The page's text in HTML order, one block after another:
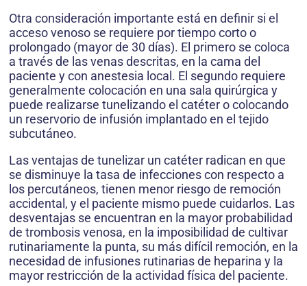
Otra consideración importante está en definir si el
acceso venoso se requiere por tiempo corto o
prolongado (mayor de 30 días). El primero se coloca
a través de las venas descritas, en la cama del
paciente y con anestesia local. El segundo requiere
generalmente colocación en una sala quirúrgica y
puede realizarse tunelizando el catéter o colocando
un reservorio de infusión implantado en el tejido
subcutáneo.
Las ventajas de tunelizar un catéter radican en que
se disminuye la tasa de infecciones con respecto a
los percutáneos, tienen menor riesgo de remoción
accidental, y el paciente mismo puede cuidarlos. Las
desventajas se encuentran en la mayor probabilidad
de trombosis venosa, en la imposibilidad de cultivar
rutinariamente la punta, su más difícil remoción, en la
necesidad de infusiones rutinarias de heparina y la
mayor restricción de la actividad física del paciente.